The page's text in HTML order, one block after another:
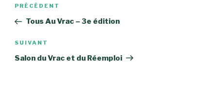
l’article
Article
précédent
PRÉCÉDENT
Tous Au Vrac – 3e édition
Article
suivant
SUIVANT
Salon du Vrac et du Réemploi